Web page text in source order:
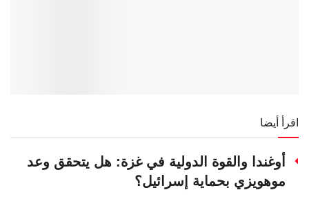
اقرأ أيضا
أوغندا والقوة الدولية في غزة: هل يتحقق وعد
موهويزي بحماية إسرائيل؟